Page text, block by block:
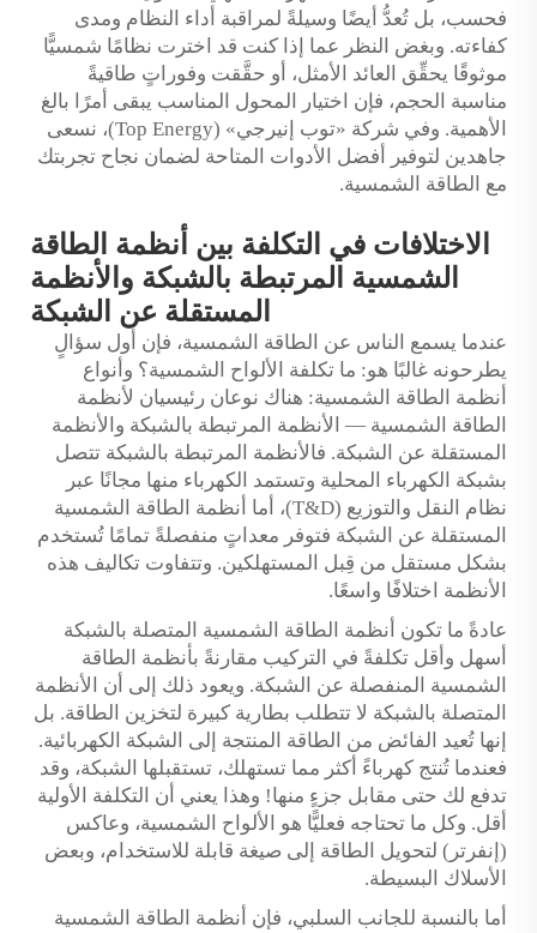
فحسب، بل تُعدُّ أيضًا وسيلةً لمراقبة أداء النظام ومدى
كفاءته. وبغض النظر عما إذا كنت قد اخترت نظامًا شمسيًّا
موثوقًا يحقِّق العائد الأمثل، أو حقَّقت وفوراتٍ طاقيةً
مناسبة الحجم، فإن اختيار المحول المناسب يبقى أمرًا بالغ
الأهمية. وفي شركة «توب إنيرجي» (Top Energy)، نسعى
جاهدين لتوفير أفضل الأدوات المتاحة لضمان نجاح تجربتك
مع الطاقة الشمسية.
الاختلافات في التكلفة بين أنظمة الطاقة
الشمسية المرتبطة بالشبكة والأنظمة
المستقلة عن الشبكة
عندما يسمع الناس عن الطاقة الشمسية، فإن أول سؤالٍ
يطرحونه غالبًا هو: ما تكلفة الألواح الشمسية؟ وأنواع
أنظمة الطاقة الشمسية: هناك نوعان رئيسيان لأنظمة
الطاقة الشمسية — الأنظمة المرتبطة بالشبكة والأنظمة
المستقلة عن الشبكة. فالأنظمة المرتبطة بالشبكة تتصل
بشبكة الكهرباء المحلية وتستمد الكهرباء منها مجانًا عبر
نظام النقل والتوزيع (T&D)، أما أنظمة الطاقة الشمسية
المستقلة عن الشبكة فتوفر معداتٍ منفصلةً تمامًا تُستخدم
بشكل مستقل من قِبل المستهلكين. وتتفاوت تكاليف هذه
الأنظمة اختلافًا واسعًا.
عادةً ما تكون أنظمة الطاقة الشمسية المتصلة بالشبكة
أسهل وأقل تكلفةً في التركيب مقارنةً بأنظمة الطاقة
الشمسية المنفصلة عن الشبكة. ويعود ذلك إلى أن الأنظمة
المتصلة بالشبكة لا تتطلب بطارية كبيرة لتخزين الطاقة. بل
إنها تُعيد الفائض من الطاقة المنتجة إلى الشبكة الكهربائية.
فعندما تُنتج كهرباءً أكثر مما تستهلك، تستقبلها الشبكة، وقد
تدفع لك حتى مقابل جزءٍ منها! وهذا يعني أن التكلفة الأولية
أقل. وكل ما تحتاجه فعليًّا هو الألواح الشمسية، وعاكس
(إنفرتر) لتحويل الطاقة إلى صيغة قابلة للاستخدام، وبعض
الأسلاك البسيطة.
أما بالنسبة للجانب السلبي، فإن أنظمة الطاقة الشمسية